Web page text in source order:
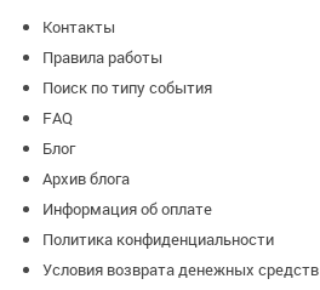
Контакты
Правила работы
Поиск по типу события
FAQ
Блог
Архив блога
Информация об оплате
Политика конфиденциальности
Условия возврата денежных средств